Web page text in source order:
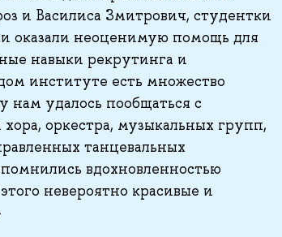
и Василиса Змитрович, студентки
оказали неоценимую помощь для
навыки рекрутинга и
институте есть множество
нам удалось пообщаться с
оркестра, музыкальных групп,
танцевальных
вдохновленностью
невероятно красивые и